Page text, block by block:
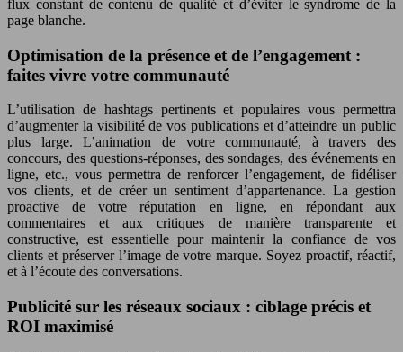
flux constant de contenu de qualité et d’éviter le syndrome de la
page blanche.
Optimisation de la présence et de l’engagement :
faites vivre votre communauté
L’utilisation de hashtags pertinents et populaires vous permettra
d’augmenter la visibilité de vos publications et d’atteindre un public
plus large. L’animation de votre communauté, à travers des
concours, des questions-réponses, des sondages, des événements en
ligne, etc., vous permettra de renforcer l’engagement, de fidéliser
vos clients, et de créer un sentiment d’appartenance. La gestion
proactive de votre réputation en ligne, en répondant aux
commentaires et aux critiques de manière transparente et
constructive, est essentielle pour maintenir la confiance de vos
clients et préserver l’image de votre marque. Soyez proactif, réactif,
et à l’écoute des conversations.
Publicité sur les réseaux sociaux : ciblage précis et
ROI maximisé